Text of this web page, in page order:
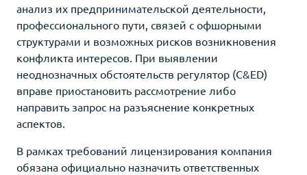
анализ их предпринимательской деятельности,
профессионального пути, связей с офшорными
структурами и возможных рисков возникновения
конфликта интересов. При выявлении
неоднозначных обстоятельств регулятор (C&ED)
вправе приостановить рассмотрение либо
направить запрос на разъяснение конкретных
аспектов.
В рамках требований лицензирования компания
обязана официально назначить ответственных